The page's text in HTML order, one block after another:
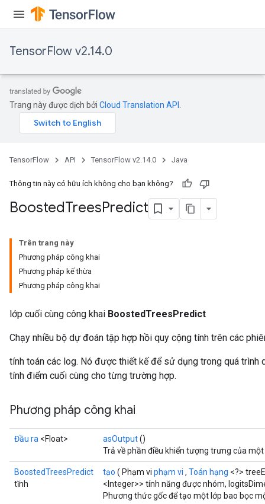
TensorFlow v2.14.0
Trang này được dịch bởi Cloud Translation API
TensorFlow API TensorFlow v2.14.0 Java
Thông tin này có hữu ích không cho bạn không?
BoostedTreesPredict
Trên trang này
Phương pháp công khai
Phương pháp kế thừa
Phương pháp công khai
lớp cuối cùng công khai BoostedTreesPredict
Chạy nhiều bộ dự đoán tập hợp hồi quy cộng tính trên các
tính toán các log. Nó được thiết kế để sử dụng trong quá trình
tính điểm cuối cùng cho từng trường hợp.
Phương pháp công khai
Đầu ra <Float> asOutput()
Trả về phần điều khiển tượng trưng của
BoostedTreesPredict
tĩnh
tạo ( Phạm vi phạm vi , Toán hạng <?>
<Integer>> tính năng được nhóm,
Phương thức gốc để tạo một lớp bao bọc